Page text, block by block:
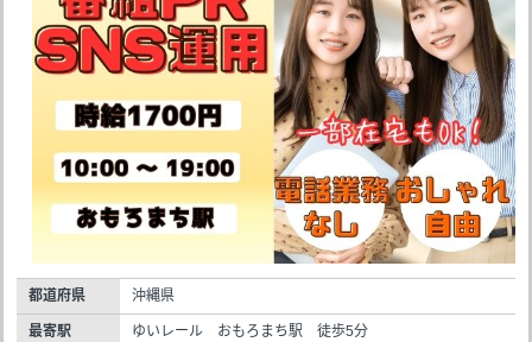
都道府県 沖縄県
最寄駅 ゆいレール おもろまち駅 徒歩5分